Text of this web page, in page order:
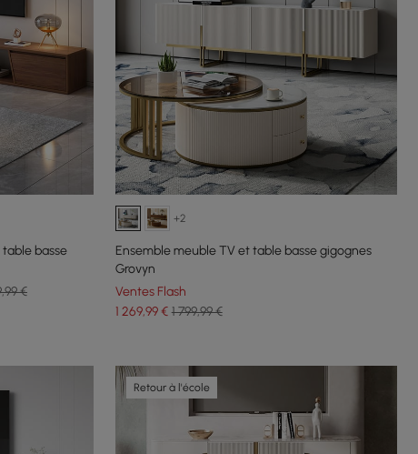
basse
€
+2
Ensemble meuble TV et table basse gigognes
Grovyn
Ventes Flash
1 269,99€ 1 799,99 €
Retour à l'école